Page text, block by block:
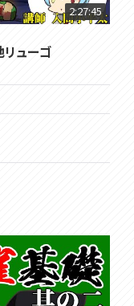
2:27:45
ューゴ